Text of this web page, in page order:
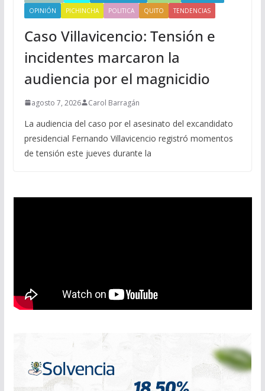
OPINIÓN
PICHINCHA POLITICA QUITO TENDENCIAS
Caso Villavicencio: Tensión e
incidentes marcaron la
audiencia por el magnicidio
agosto 7, 2026 Carol Barragán
La audiencia del caso por el asesinato del excandidato
presidencial Fernando Villavicencio registró momentos
de tensión este jueves durante la